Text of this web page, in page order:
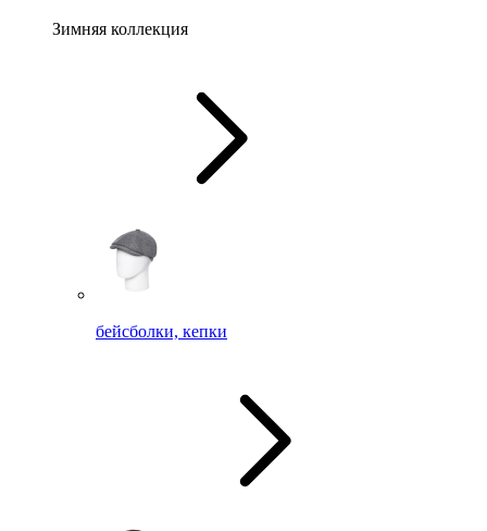
Зимняя коллекция
бейсболки, кепки